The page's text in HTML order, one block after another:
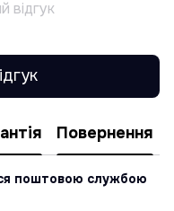
відгук
Повернення
поштовою службою